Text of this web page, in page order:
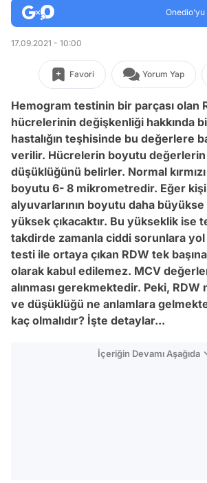
17.09.2021 - 10:00
Favori Yorum Yap
Hemogram testinin bir parçası olan
hücrelerinin değişkenliği hakkında
hastalığın teşhisinde bu değerlere
verilir. Hücrelerin boyutu
düşüklüğünü belirler. Normal
boyutu 6- 8 mikrometredir. Eğer
alyuvarlarının boyutu daha
yüksek çıkacaktır. Bu yükseklik ise
takdirde zamanla ciddi sorunlara yol
testi ile ortaya çıkan RDW tek
olarak kabul edilemez. MCV
alınması gerekmektedir. Peki,
ve düşüklüğü ne anlamlara
kaç olmalıdır? İşte detaylar...
İçeriğin Devamı Aşağıda